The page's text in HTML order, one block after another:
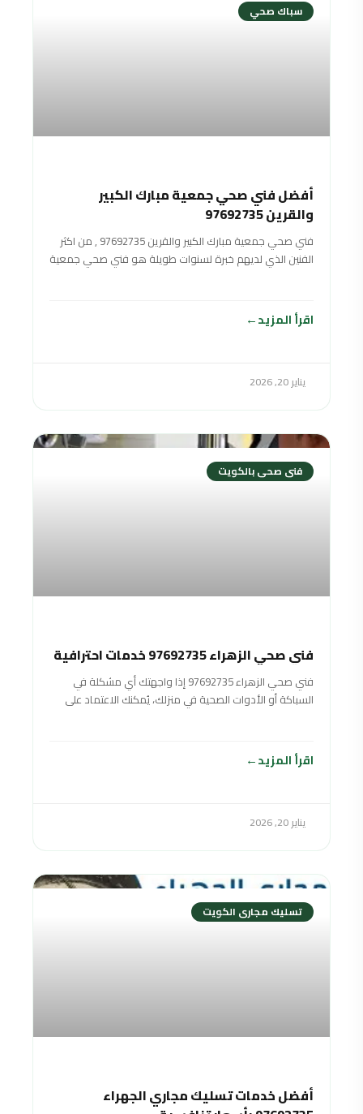
سباك صحي
أفضل فني صحي جمعية مبارك الكبير
والقرين 97692735
فني صحي جمعية مبارك الكبير والقرين 97692735 , من اكثر
الفنين الذي لديهم خبرة لسنوات طويلة هو فني صحي جمعية
اقرأ المزيد
يناير 20, 2026
فنى صحى بالكويت
فني صحي الزهراء 97692735 خدمات احترافية
فني صحي الزهراء 97692735 إذا واجهتك أي مشكلة في
السباكة أو الأدوات الصحية في منزلك، يُمكنك الاعتماد على
اقرأ المزيد
يناير 20, 2026
تسليك مجارى الكويت
أفضل خدمات تسليك مجاري الجهراء